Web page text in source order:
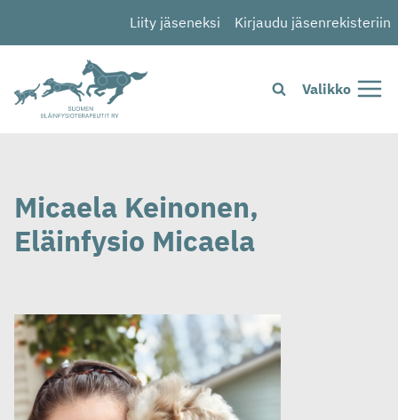
Liity jäseneksi Kirjaudu jäsenrekisteriin
Valikko
Micaela Keinonen,
Eläinfysio Micaela